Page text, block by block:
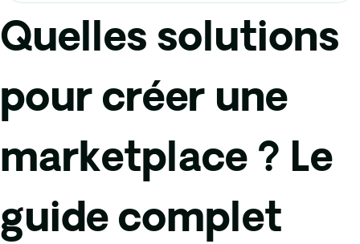
Quelles solutions
pour créer une
marketplace ? Le
guide complet